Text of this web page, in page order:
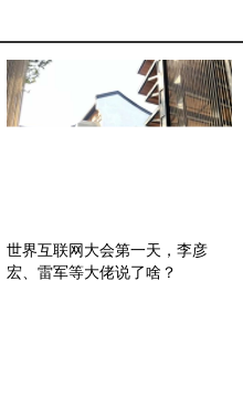
世界互联网大会第一天，李彦
宏、雷军等大佬说了啥？